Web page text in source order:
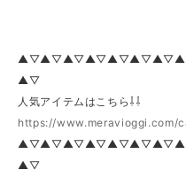
▲▽
人気アイテムはこちら⇩⇩
https://www.meravioggi.com/
▲▽